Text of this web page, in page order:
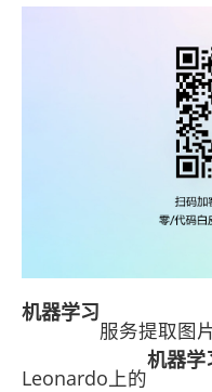
机器学习
服务提取图
Leonardo上的
机器学